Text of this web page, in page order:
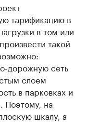
тарификацию в
в том или
такой
дорожную сеть
слоем
в парковках и
Поэтому, на
шкалу, а